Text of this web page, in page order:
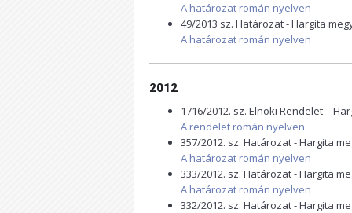
A határozat román nyelven
49/2013 sz. Határozat - Hargita
A határozat román nyelven
2012
1716/2012. sz. Elnöki Rendelet -
A rendelet román nyelven
357/2012. sz. Határozat - Hargita
A határozat román nyelven
333/2012. sz. Határozat - Hargita
A határozat román nyelven
332/2012. sz. Határozat - Hargita